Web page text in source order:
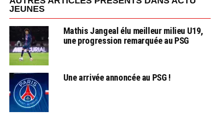
JEUNES
Mathis Jangeal élu meilleur milieu U19,
une progression remarquée au PSG
Une arrivée annoncée au PSG !